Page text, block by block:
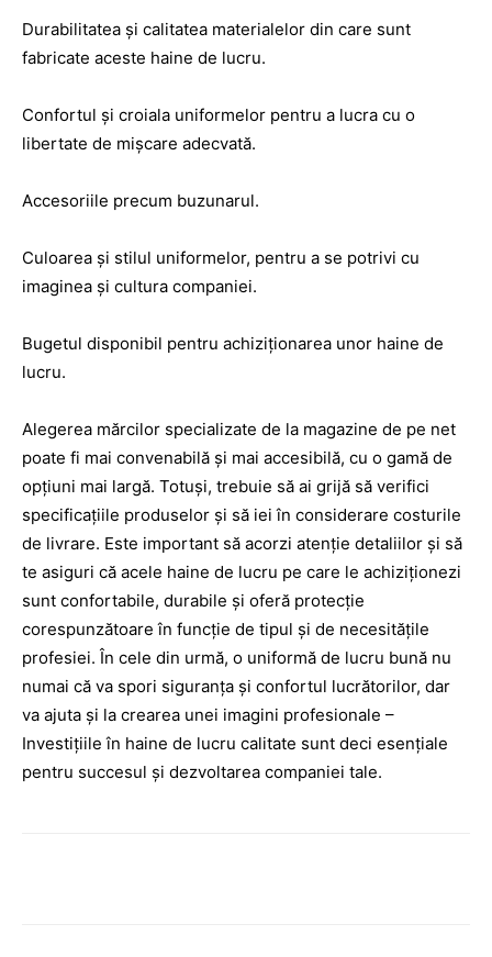
Durabilitatea și calitatea materialelor din care sunt
fabricate aceste haine de lucru.
Confortul și croiala uniformelor pentru a lucra cu o
libertate de mișcare adecvată.
Accesoriile precum buzunarul.
Culoarea și stilul uniformelor, pentru a se potrivi cu
imaginea și cultura companiei.
Bugetul disponibil pentru achiziționarea unor haine de
lucru.
Alegerea mărcilor specializate de la magazine de pe net
poate fi mai convenabilă și mai accesibilă, cu o gamă de
opțiuni mai largă. Totuși, trebuie să ai grijă să verifici
specificațiile produselor și să iei în considerare costurile
de livrare. Este important să acorzi atenție detaliilor și să
te asiguri că acele haine de lucru pe care le achiziționezi
sunt confortabile, durabile și oferă protecție
corespunzătoare în funcție de tipul și de necesitățile
profesiei. În cele din urmă, o uniformă de lucru bună nu
numai că va spori siguranța și confortul lucrătorilor, dar
va ajuta și la crearea unei imagini profesionale –
Investițiile în haine de lucru calitate sunt deci esențiale
pentru succesul și dezvoltarea companiei tale.